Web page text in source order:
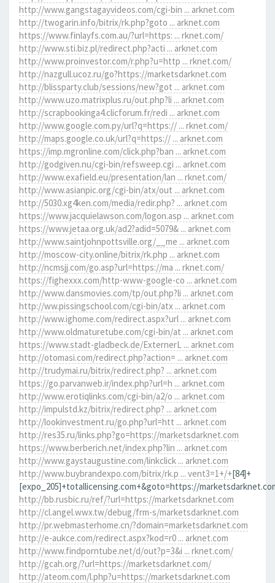
http://www.gangstagayvideos.com/cgi-bin ... arknet.com
http://twogarin.info/bitrix/rk.php?goto ... arknet.com
https://www.finlayfs.com.au/?url=https: ... rknet.com/
http://www.sti.biz.pl/redirect.php?acti ... arknet.com
http://www.proinvestor.com/r.php?u=http ... rknet.com/
http://nazgull.ucoz.ru/go?https://marketsdarknet.com
http://blissparty.club/sessions/new?got ... arknet.com
http://www.uzo.matrixplus.ru/out.php?li ... arknet.com
http://scrapbookinga4.clicforum.fr/redi ... arknet.com
http://www.google.com.py/url?q=https:// ... rknet.com/
http://maps.google.co.uk/url?q=https:// ... arknet.com
https://imp.mgronline.com/click.php?ban ... arknet.com
http://godgiven.nu/cgi-bin/refsweep.cgi ... arknet.com
http://www.exafield.eu/presentation/lan ... rknet.com/
http://www.asianpic.org/cgi-bin/atx/out ... arknet.com
http://5030.xg4ken.com/media/redir.php? ... arknet.com
https://www.jacquielawson.com/logon.asp ... arknet.com
https://www.jetaa.org.uk/ad2?adid=5079& ... arknet.com
http://www.saintjohnpottsville.org/__me ... arknet.com
http://moscow-city.online/bitrix/rk.php ... arknet.com
http://ncmsjj.com/go.asp?url=https://ma ... rknet.com/
https://fighexxx.com/http-www-google-co ... arknet.com
http://www.dansmovies.com/tp/out.php?li ... arknet.com
http://ww.pissingschool.com/cgi-bin/atx ... arknet.com
http://www.ighome.com/redirect.aspx?url ... arknet.com
http://www.oldmaturetube.com/cgi-bin/at ... arknet.com
https://www.stadt-gladbeck.de/ExternerL ... arknet.com
http://otomasi.com/redirect.php?action= ... arknet.com
http://trudymai.ru/bitrix/redirect.php? ... arknet.com
https://go.parvanweb.ir/index.php?url=h ... arknet.com
http://www.erotiqlinks.com/cgi-bin/a2/o ... arknet.com
http://impulstd.kz/bitrix/redirect.php? ... arknet.com
http://lookinvestment.ru/go.php?url=htt ... arknet.com
http://res35.ru/links.php?go=https://marketsdarknet.com
https://www.berberich.net/index.php?lin ... arknet.com
http://www.gaystaugustine.com/linkclick ... arknet.com
http://www.buybrandexpo.com/bitrix/rk.p ... vent3=1+/+[84]+
[expo_205]+totallicensing.com+&goto=https://
http://bb.rusbic.ru/ref/?url=https://marketsdarknet.com
http://cl.angel.wwx.tw/debug/frm-s/marketsdarknet.com
http://pr.webmasterhome.cn/?domain=marketsdarknet.com
http://e-aukce.com/redirect.aspx?kod=r0 ... arknet.com
http://www.findporntube.net/d/out?p=3&i ... rknet.com/
http://gcah.org/?url=https://marketsdarknet.com/
http://ateom.com/l.php?u=https://marketsdarknet.com